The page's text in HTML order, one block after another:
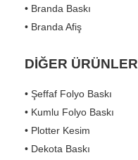
• Branda Baskı
• Branda Afiş
DİĞER ÜRÜNLER
• Şeffaf Folyo Baskı
• Kumlu Folyo Baskı
• Plotter Kesim
• Dekota Baskı